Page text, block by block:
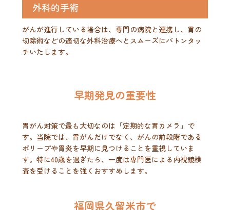
外科的手術
がんが進行している場合は、専門の病院と連携し、胃の
切除術などの適切な外科治療へとスムーズにバトンタッ
チいたします。
早期発見の重要性
胃がん対策で最も大切なのは「定期的な胃カメラ」で
す。当院では、胃がんだけでなく、がんの前段階である
ポリープや胃炎を早期に見つけることを重視していま
す。特に40歳を過ぎたら、一度は専門医による内視鏡検
査を受けることを強くおすすめします。
福岡県久留米市で